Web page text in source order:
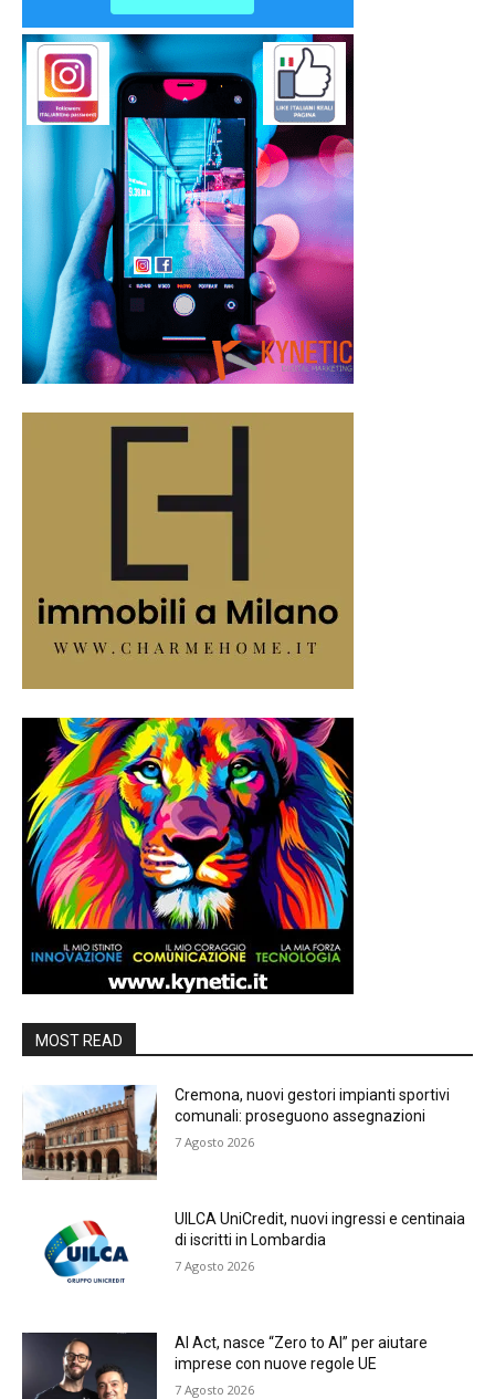
MOST READ
Cremona, nuovi gestori impianti sportivi
comunali: proseguono assegnazioni
7 Agosto 2026
UILCA UniCredit, nuovi ingressi e centinaia
di iscritti in Lombardia
7 Agosto 2026
AI Act, nasce “Zero to AI” per aiutare
imprese con nuove regole UE
7 Agosto 2026